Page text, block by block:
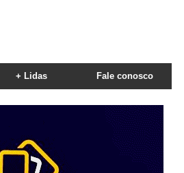
+ Lidas Fale conosco